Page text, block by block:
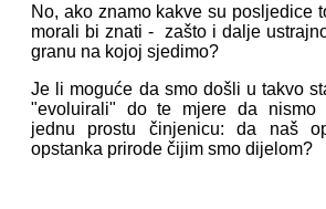
No, ako znamo kakve su posljedice
morali bi znati - zašto i dalje
granu na kojoj sjedimo?
Je li moguće da smo došli u takvo
"evoluirali" do te mjere da nismo
jednu prostu činjenicu: da naš
opstanka prirode čijim smo dijelom?